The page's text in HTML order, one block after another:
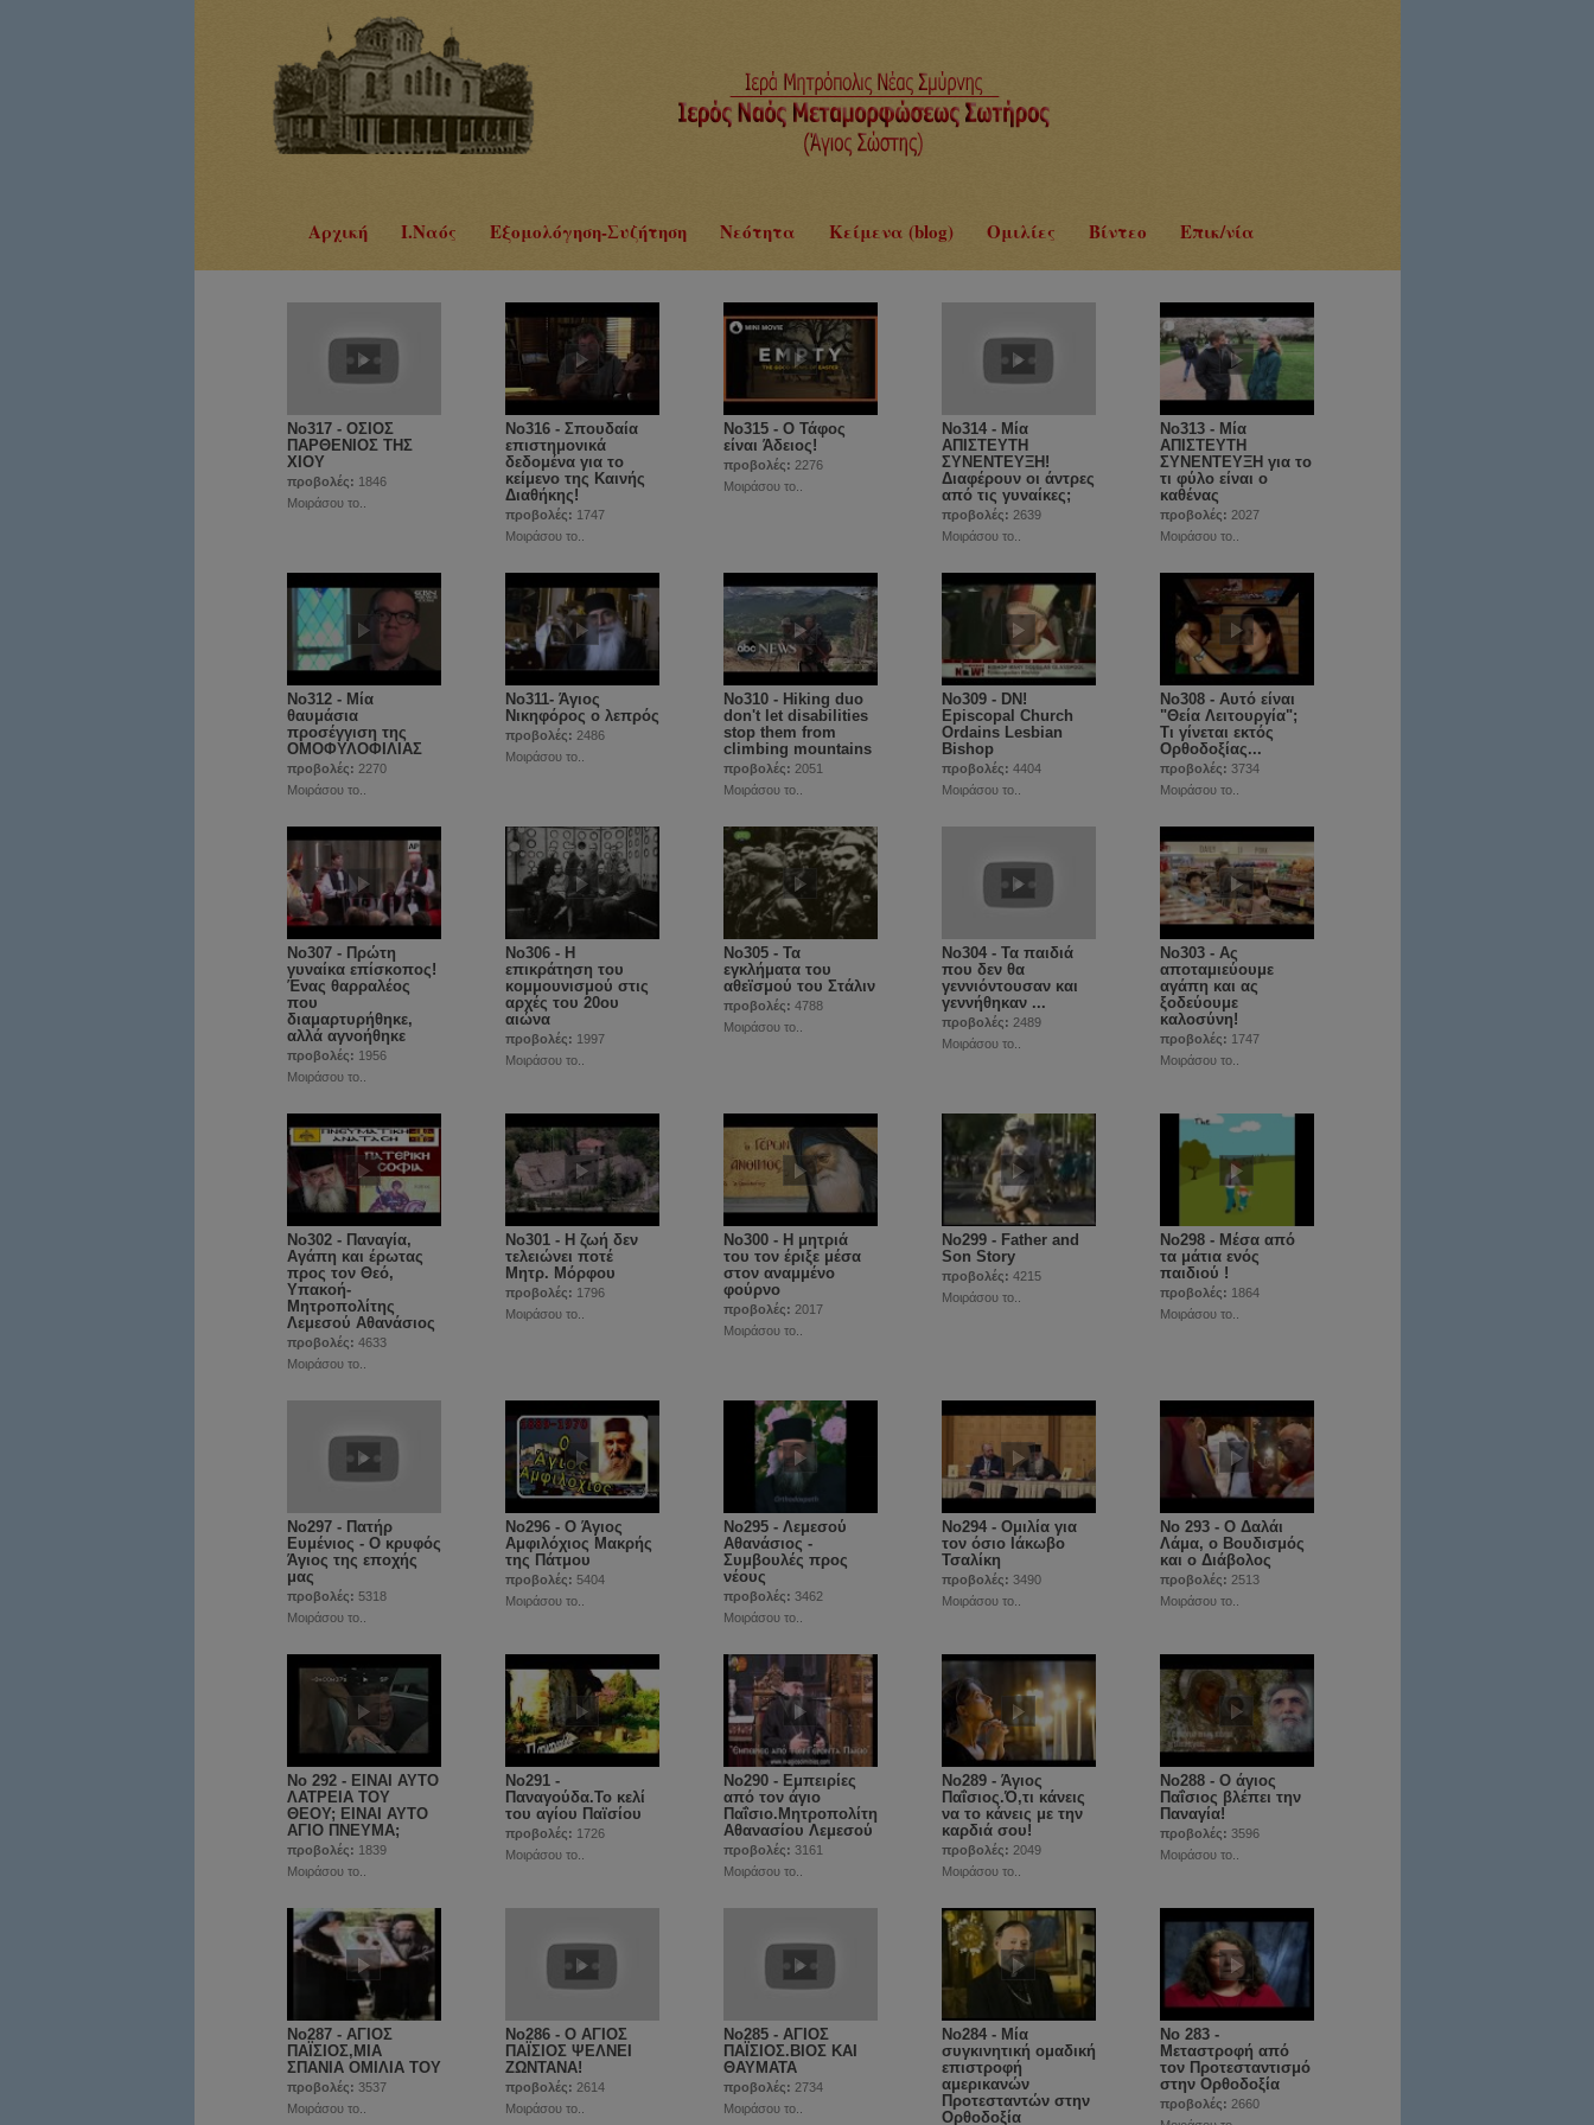
Αρχική Ι.Ναός Εξομολόγηση-Συζήτηση Νεότητα Κείμενα (blog) Ομιλίες Βίντεο Επικ/νία
No317 - ΟΣΙΟΣ
ΠΑΡΘΕΝΙΟΣ ΤΗΣ
ΧΙΟΥ
προβολές: 1846
Μοιράσου το..
Νο316 - Σπουδαία
επιστημονικά
δεδομένα για το
κείμενο της Καινής
Διαθήκης!
προβολές: 1747
Μοιράσου το..
No315 - Ο Τάφος
είναι Άδειος!
προβολές: 2276
Μοιράσου το..
No314 - Μία
ΑΠΙΣΤΕΥΤΗ
ΣΥΝΕΝΤΕΥΞΗ!
Διαφέρουν οι άντρες
από τις γυναίκες;
προβολές: 2639
Μοιράσου το..
No313 - Μία
ΑΠΙΣΤΕΥΤΗ
ΣΥΝΕΝΤΕΥΞΗ για το
τι φύλο είναι ο
καθένας
προβολές: 2027
Μοιράσου το..
No312 - Μία
θαυμάσια
προσέγγιση της
ΟΜΟΦΥΛΟΦΙΛΙΑΣ
προβολές: 2270
Μοιράσου το..
Νο311- Άγιος
Νικηφόρος ο λεπρός
προβολές: 2486
Μοιράσου το..
No310 - Hiking duo
don't let disabilities
stop them from
climbing mountains
προβολές: 2051
Μοιράσου το..
No309 - DN!
Episcopal Church
Ordains Lesbian
Bishop
προβολές: 4404
Μοιράσου το..
No308 - Αυτό είναι
"Θεία Λειτουργία";
Τι γίνεται εκτός
Ορθοδοξίας...
προβολές: 3734
Μοιράσου το..
No307 - Πρώτη
γυναίκα επίσκοπος!
Ένας θαρραλέος
που
διαμαρτυρήθηκε,
αλλά αγνοήθηκε
προβολές: 1956
Μοιράσου το..
No306 - Η
επικράτηση του
κομμουνισμού στις
αρχές του 20ου
αιώνα
προβολές: 1997
Μοιράσου το..
No305 - Τα
εγκλήματα του
αθεϊσμού του Στάλιν
προβολές: 4788
Μοιράσου το..
No304 - Τα παιδιά
που δεν θα
γεννιόντουσαν και
γεννήθηκαν ...
προβολές: 2489
Μοιράσου το..
No303 - Ας
αποταμιεύουμε
αγάπη και ας
ξοδεύουμε
καλοσύνη!
προβολές: 1747
Μοιράσου το..
No302 - Παναγία,
Αγάπη και έρωτας
προς τον Θεό,
Υπακοή-
Μητροπολίτης
Λεμεσού Αθανάσιος
προβολές: 4633
Μοιράσου το..
No301 - Η ζωή δεν
τελειώνει ποτέ
Μητρ. Μόρφου
προβολές: 1796
Μοιράσου το..
No300 - Η μητριά
του τον έριξε μέσα
στον αναμμένο
φούρνο
προβολές: 2017
Μοιράσου το..
No299 - Father and
Son Story
προβολές: 4215
Μοιράσου το..
No298 - Μέσα από
τα μάτια ενός
παιδιού !
προβολές: 1864
Μοιράσου το..
No297 - Πατήρ
Ευμένιος - Ο κρυφός
Άγιος της εποχής
μας
προβολές: 5318
Μοιράσου το..
Νο296 - Ο Άγιος
Αμφιλόχιος Μακρής
της Πάτμου
προβολές: 5404
Μοιράσου το..
No295 - Λεμεσού
Αθανάσιος -
Συμβουλές προς
νέους
προβολές: 3462
Μοιράσου το..
No294 - Ομιλία για
τον όσιο Ιάκωβο
Τσαλίκη
προβολές: 3490
Μοιράσου το..
Νο 293 - Ο Δαλάι
Λάμα, ο Βουδισμός
και ο Διάβολος
προβολές: 2513
Μοιράσου το..
No 292 - ΕΙΝΑΙ ΑΥΤΟ
ΛΑΤΡΕΙΑ ΤΟΥ
ΘΕΟΥ; ΕΙΝΑΙ ΑΥΤΟ
ΑΓΙΟ ΠΝΕΥΜΑ;
προβολές: 1839
Μοιράσου το..
No291 -
Παναγούδα.Το κελί
του αγίου Παϊσίου
προβολές: 1726
Μοιράσου το..
No290 - Εμπειρίες
από τον άγιο
Παΐσιο.Μητροπολίτη
Αθανασίου Λεμεσού
προβολές: 3161
Μοιράσου το..
No289 - Άγιος
Παΐσιος.Ό,τι κάνεις
να το κάνεις με την
καρδιά σου!
προβολές: 2049
Μοιράσου το..
No288 - Ο άγιος
Παΐσιος βλέπει την
Παναγία!
προβολές: 3596
Μοιράσου το..
No287 - ΑΓΙΟΣ
ΠΑΪΣΙΟΣ,ΜΙΑ
ΣΠΑΝΙΑ ΟΜΙΛΙΑ ΤΟΥ
προβολές: 3537
Μοιράσου το..
No286 - Ο ΑΓΙΟΣ
ΠΑΪΣΙΟΣ ΨΕΛΝΕΙ
ΖΩΝΤΑΝΑ!
προβολές: 2614
Μοιράσου το..
No285 - ΑΓΙΟΣ
ΠΑΪΣΙΟΣ.ΒΙΟΣ ΚΑΙ
ΘΑΥΜΑΤΑ
προβολές: 2734
Μοιράσου το..
Νο284 - Μία
συγκινητική ομαδική
επιστροφή
αμερικανών
Προτεσταντών στην
Ορθοδοξία
Νο 283 -
Μεταστροφή από
τον Προτεσταντισμό
στην Ορθοδοξία
προβολές: 2660